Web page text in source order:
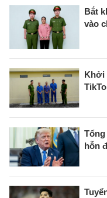
Bắt
vào
Khởi
hỗn